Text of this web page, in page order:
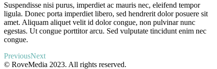
Suspendisse nisi purus, imperdiet ac mauris nec, eleifend tempor
ligula. Donec porta imperdiet libero, sed hendrerit dolor posuere sit
amet. Aliquam aliquet velit id dolor congue, non pulvinar nunc
egestas. Ut congue porttitor arcu. Sed vulputate tincidunt enim nec
congue.
PreviousNext
© RoveMedia 2023. All rights reserved.